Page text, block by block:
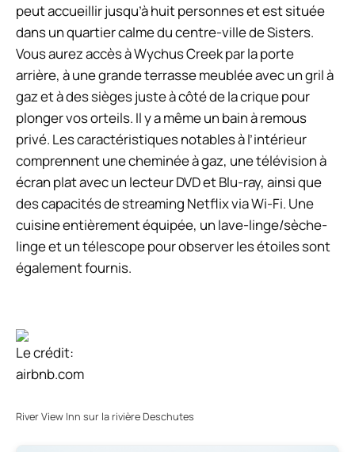
peut accueillir jusqu’à huit personnes et est située
dans un quartier calme du centre-ville de Sisters.
Vous aurez accès à Wychus Creek par la porte
arrière, à une grande terrasse meublée avec un gril à
gaz et à des sièges juste à côté de la crique pour
plonger vos orteils. Il y a même un bain à remous
privé. Les caractéristiques notables à l’intérieur
comprennent une cheminée à gaz, une télévision à
écran plat avec un lecteur DVD et Blu-ray, ainsi que
des capacités de streaming Netflix via Wi-Fi. Une
cuisine entièrement équipée, un lave-linge/sèche-
linge et un télescope pour observer les étoiles sont
également fournis.
Le crédit:
airbnb.com
River View Inn sur la rivière Deschutes